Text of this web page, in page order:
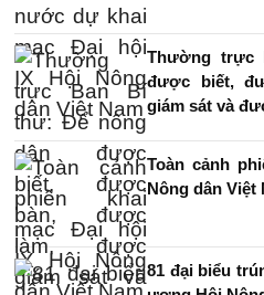
Thường trực
được biết,
giám sát và
Toàn cảnh
Nông dân Việt
81 đại biểu